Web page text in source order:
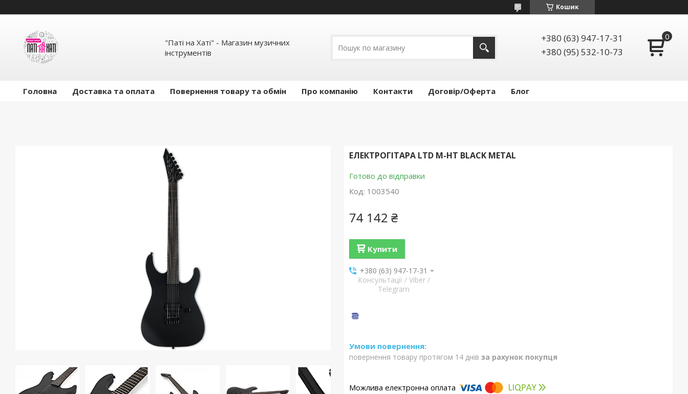
Кошик
"Паті на Хаті" - Магазин музичних
інструментів
+380 (63) 947-17-31
+380 (95) 532-10-73
Головна Доставка та оплата Повернення товару та обмін Про компанію Контакти Договір/Оферта Блог
ЕЛЕКТРОГІТАРА LTD M-HT BLACK METAL
Готово до відправки
Код: 1003540
74 142 ₴
Купити
+380 (63) 947-17-31
Консультації / Viber /
Telegram
повернення товару протягом 14 днів за рахунок покупця